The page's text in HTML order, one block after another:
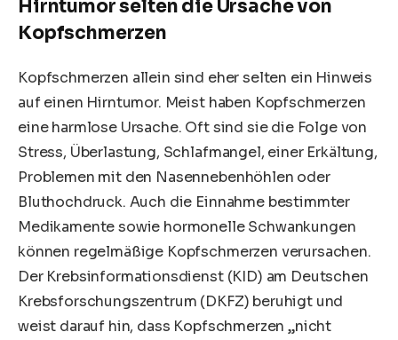
Hirntumor selten die Ursache von
Kopfschmerzen
Kopfschmerzen allein sind eher selten ein Hinweis
auf einen Hirntumor. Meist haben Kopfschmerzen
eine harmlose Ursache. Oft sind sie die Folge von
Stress, Überlastung, Schlafmangel, einer Erkältung,
Problemen mit den Nasennebenhöhlen oder
Bluthochdruck. Auch die Einnahme bestimmter
Medikamente sowie hormonelle Schwankungen
können regelmäßige Kopfschmerzen verursachen.
Der Krebsinformationsdienst (KID) am Deutschen
Krebsforschungszentrum (DKFZ) beruhigt und
weist darauf hin, dass Kopfschmerzen „nicht